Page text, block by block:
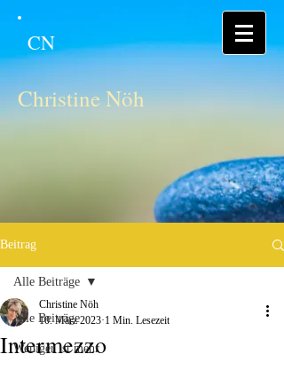
CN
Christine Nöh
Beitrag
Alle Beiträge
Weniger ist mehr
Alle Beiträge
Intermezzo
Christine Nöh
10. März 2023 1 Min. Lesezeit